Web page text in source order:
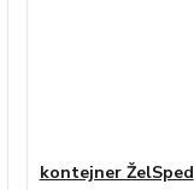
kontejner ŽelSped